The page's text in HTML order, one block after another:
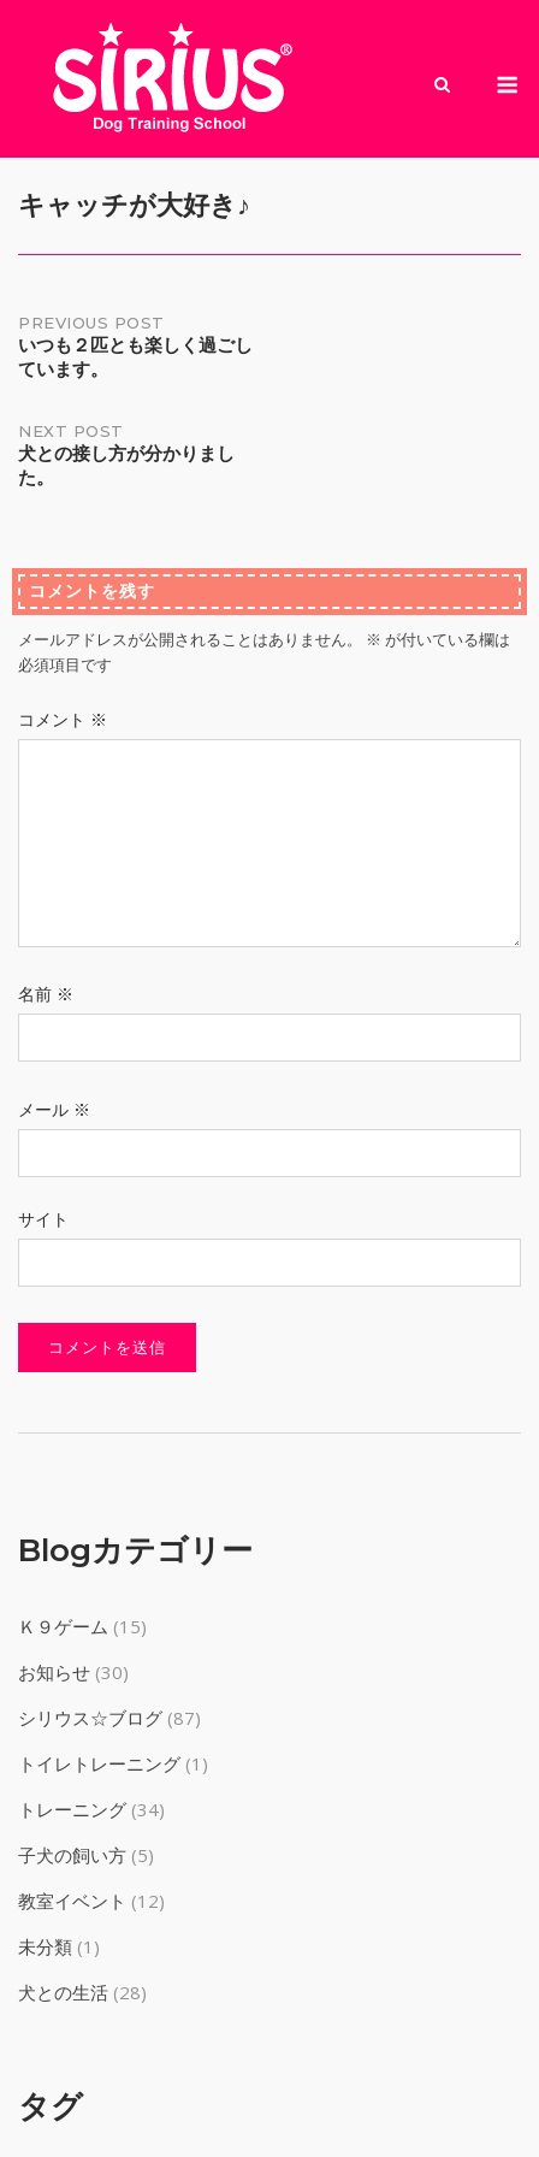
content
キャッチが大好き♪
Post
navigation
PREVIOUS POST
いつも２匹とも楽しく過ごし
ています。
NEXT POST
犬との接し方が分かりまし
た。
コメントを残す
メールアドレスが公開されることはありません。 ※ が付いている欄は
必須項目です
コメント ※
名前 ※
メール ※
サイト
Blogカテゴリー
Ｋ９ゲーム (15)
お知らせ (30)
シリウス☆ブログ (87)
トイレトレーニング (1)
トレーニング (34)
子犬の飼い方 (5)
教室イベント (12)
未分類 (1)
犬との生活 (28)
タグ